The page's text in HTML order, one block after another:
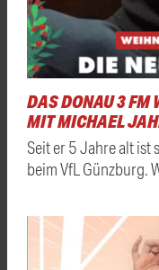
DAS DONAU 3
MIT MICHAEL
Seit er 5 Jahre alt ist
beim VfL Günzburg.